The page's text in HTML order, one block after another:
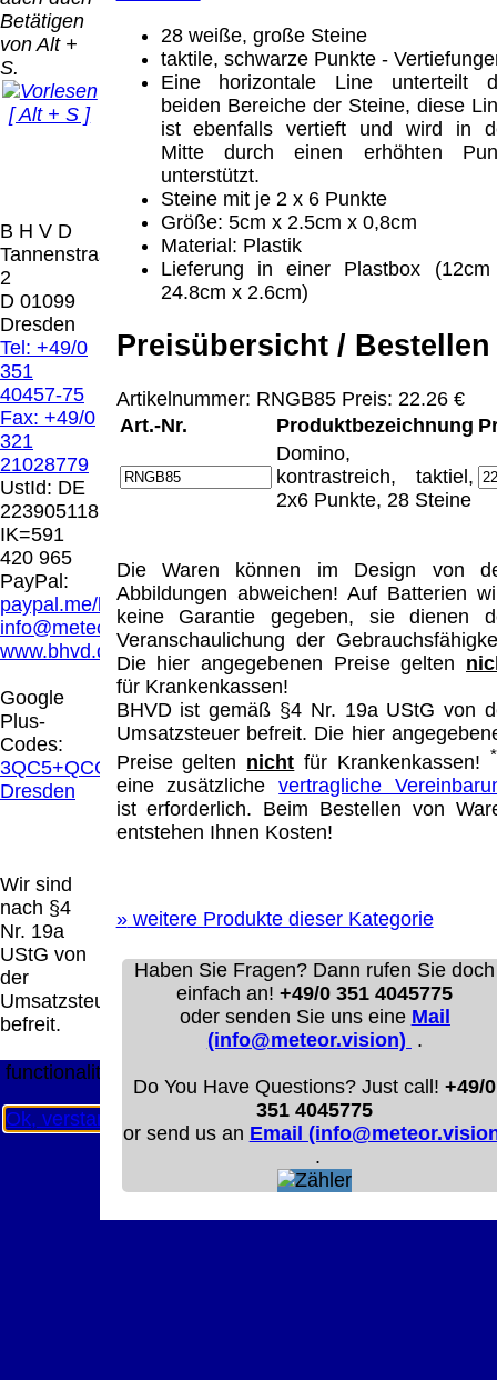
Betätigen
von Alt +
S.
[ Alt + S ]
B H V D
Tannenstrasse
2
D 01099
Dresden
Tel: +49/0
351
40457-75
Fax: +49/0
321
21028779
UstId: DE
223905118
IK=591
420 965
PayPal:
paypal.me/blindenhilfsmittel
info@meteor.vision
www.bhvd.de
Google
Plus-
Codes:
3QC5+QCG
Dresden
Wir sind
nach §4
Nr. 19a
UStG von
der
Umsatzsteuer
befreit.
28 weiße, große Steine
taktile, schwarze Punkte -
Eine horizontale Line unterteilt
beiden Bereiche der Steine, diese
ist ebenfalls vertieft und wird in
Mitte durch einen erhöhten
unterstützt.
Steine mit je 2 x 6 Punkte
Größe: 5cm x 2.5cm x 0,8cm
Material: Plastik
Lieferung in einer Plastbox
24.8cm x 2.6cm)
Preisübersicht / Bestellen
Artikelnummer: RNGB85 Preis: 22.26 €
Art.-Nr.
Produktbezeichnung
Domino,
kontrastreich, taktiel,
2x6 Punkte, 28 Steine
Die Waren können im Design von
Abbildungen abweichen! Auf Batterien
keine Garantie gegeben, sie dienen
Veranschaulichung der
Die hier angegebenen Preise gelten
für Krankenkassen!
BHVD ist gemäß §4 Nr. 19a UStG von
Umsatzsteuer befreit. Die hier
Preise gelten nicht für Krankenkassen!
eine zusätzlichevertragliche
ist erforderlich. Beim Bestellen von
entstehen Ihnen Kosten!
»weitere Produkte dieser Kategorie
Haben Sie Fragen? Dann rufen Sie doch
einfach an!+49/0 351 4045775
oder senden Sie uns eine Mail
(info@meteor.vision) .
Do You Have Questions? Just call!+49/0
351 4045775
or send us an Email
.
Der Versand erfolgt
als versichertes
Paket.
Selbstabholung
vom Büro oder
Ausstellungen:
0.00 €
Versandart
erhalten Sie per
Email z.B. einen
Lizenzschlüssel
und die
Rechnung /
Lieferschein. Sie
erhalten also
keinen
Datenträger .
Die in diesem Dokument genannten
Warenzeichen sind Eigentum der jeweiligen
Firmen. Preisänderungen, Irrtümer und
technische Änderungen vorbehalten.
letzte Änderung: 22. Januar 2025 Blinden
Hilfsmittel Vertrieb Dresden,
Mit einem Urteil vom 12.05.1998 - 312 O
85/98 - Haftung für Links hat das Landgericht
Hamburg entschieden, dass man durch die
Anbringung eines Links, die Inhalte der
gelinkten Seite ggf. mit zu verantworten hat.
Dieses kann nur dadurch verhindert werden,
dass man sich ausdrücklich von diesen
Inhalten distanziert. Hiermit distanzieren wir
uns ausdrücklich von allen Inhalten, aller
gelinkten Seiten auf unserer Homepage und
machen uns diese Inhalte nicht zu eigen.
Diese Erklärung gilt für alle auf unserer
Homepage angebrachten Links.
Die Europäische Kommission stellt eine
Plattform zur Online-Streitbeilegung (OS)
bereit. Die Plattform finden Sie unter
http://ec.europa.eu/consumers/odr/Unsere E-
Seitenanfang
Datenschutz
Katalog (PDF) Sitemap
große Anzeige
Diese Website nutzt Cookies, um bestmögliche
Funktionalität bieten zu können.
This website uses cookies to provide the best possible
functionality.
Ok, verstanden